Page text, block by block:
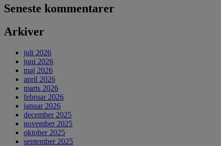
Seneste kommentarer
Arkiver
juli 2026
juni 2026
maj 2026
april 2026
marts 2026
februar 2026
januar 2026
december 2025
november 2025
oktober 2025
september 2025